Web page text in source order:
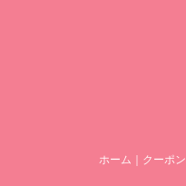
ホーム クーポン